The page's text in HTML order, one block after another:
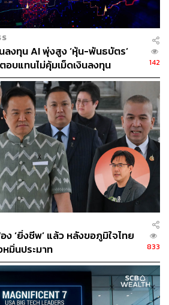
นแปลงนั้นมีราคาแพง Meta กล่าวว่า
ลาร์ ในช่วงไตรมาสที่ 2 จากหน่วย
อบในการพัฒนา Metaverse และ
องและเทคโนโลยี Augmented
ดขายได้เพียง 452 ล้านดอลลาร์ ที่
ารายได้ในไตรมาสปัจจุบันจะลดน้อย
alliance via Getty Images
2022/07/27/tech/meta-q2-ear
2022/07/27/facebook-parent-m
STANDARD WEALTH
ที่คุณสะดวกหรือใช้งานอยู่แล้วได้เลย
ลงทุน AI พุ่งสูง ‘หุ้น-พันธบัตร’
แทนไม่คุ้มเม็ดเงินลงทุน
142
‘ยิ่งชีพ’ แล้ว หลังขอภูมิใจไทย
มิ่นประมาท
833